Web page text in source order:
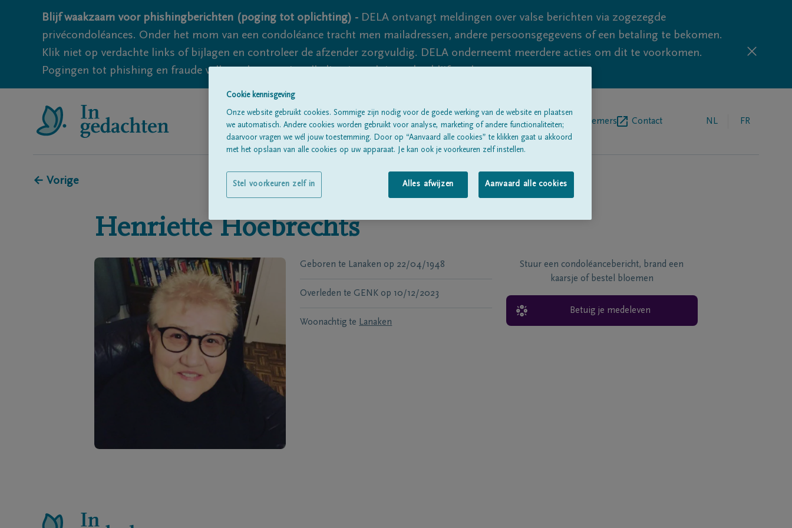
Blijf waakzaam voor phishingberichten (poging tot oplichting) - DELA ontvangt meldingen over valse berichten via zogezegde
privécondoléances. Onder het mom van een condoléance tracht men mailadressen, andere persoonsgegevens of een betaling te bekomen.
Klik niet op verdachte links of bijlagen en controleer de afzender zorgvuldig. DELA onderneemt meerdere acties om dit te voorkomen.
Pogingen tot phishing en fraude vallen echter nooit volledig uit te sluiten, dus blijf waakzaam.
Alle rouwberichtenOver onsBegrafenisondernemers Contact NL FR
← Vorige
Henriette Hoebrechts
Geboren te Lanaken op 22/04/1948
Overleden te GENK op 10/12/2023
Woonachtig te Lanaken
Stuur een condoléancebericht, brand een
kaarsje of bestel bloemen
Betuig je medeleven
Cookie kennisgeving
Onze website gebruikt cookies. Sommige zijn nodig voor de goede werking van de website en plaatsen
we automatisch. Andere cookies worden gebruikt voor analyse, marketing of andere functionaliteiten;
daarvoor vragen we wél jouw toestemming. Door op “Aanvaard alle cookies” te klikken gaat u akkoord
met het opslaan van alle cookies op uw apparaat. Je kan ook je voorkeuren zelf instellen.
Alles afwijzen Aanvaard alle cookies
Stel voorkeuren zelf in